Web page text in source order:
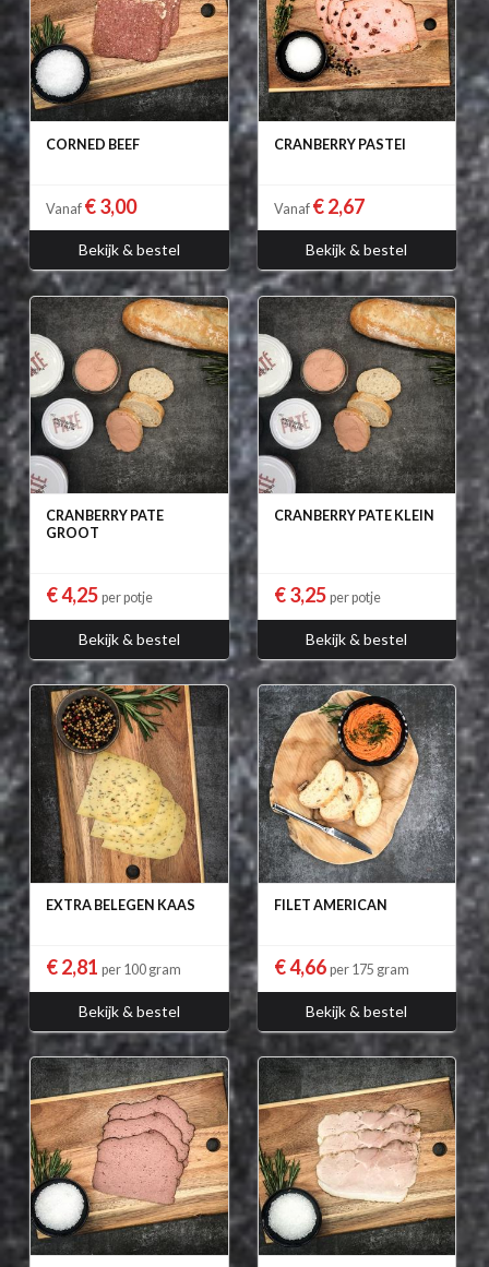
CORNED BEEF
Vanaf € 3,00
Bekijk & bestel
CRANBERRY PASTEI
Vanaf € 2,67
Bekijk & bestel
CRANBERRY PATE
GROOT
€ 4,25 per potje
Bekijk & bestel
CRANBERRY PATE KLEIN
€ 3,25 per potje
Bekijk & bestel
EXTRA BELEGEN KAAS
€ 2,81 per 100 gram
Bekijk & bestel
FILET AMERICAN
€ 4,66 per 175 gram
Bekijk & bestel